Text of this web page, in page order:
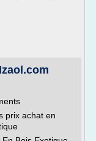
prix achat en